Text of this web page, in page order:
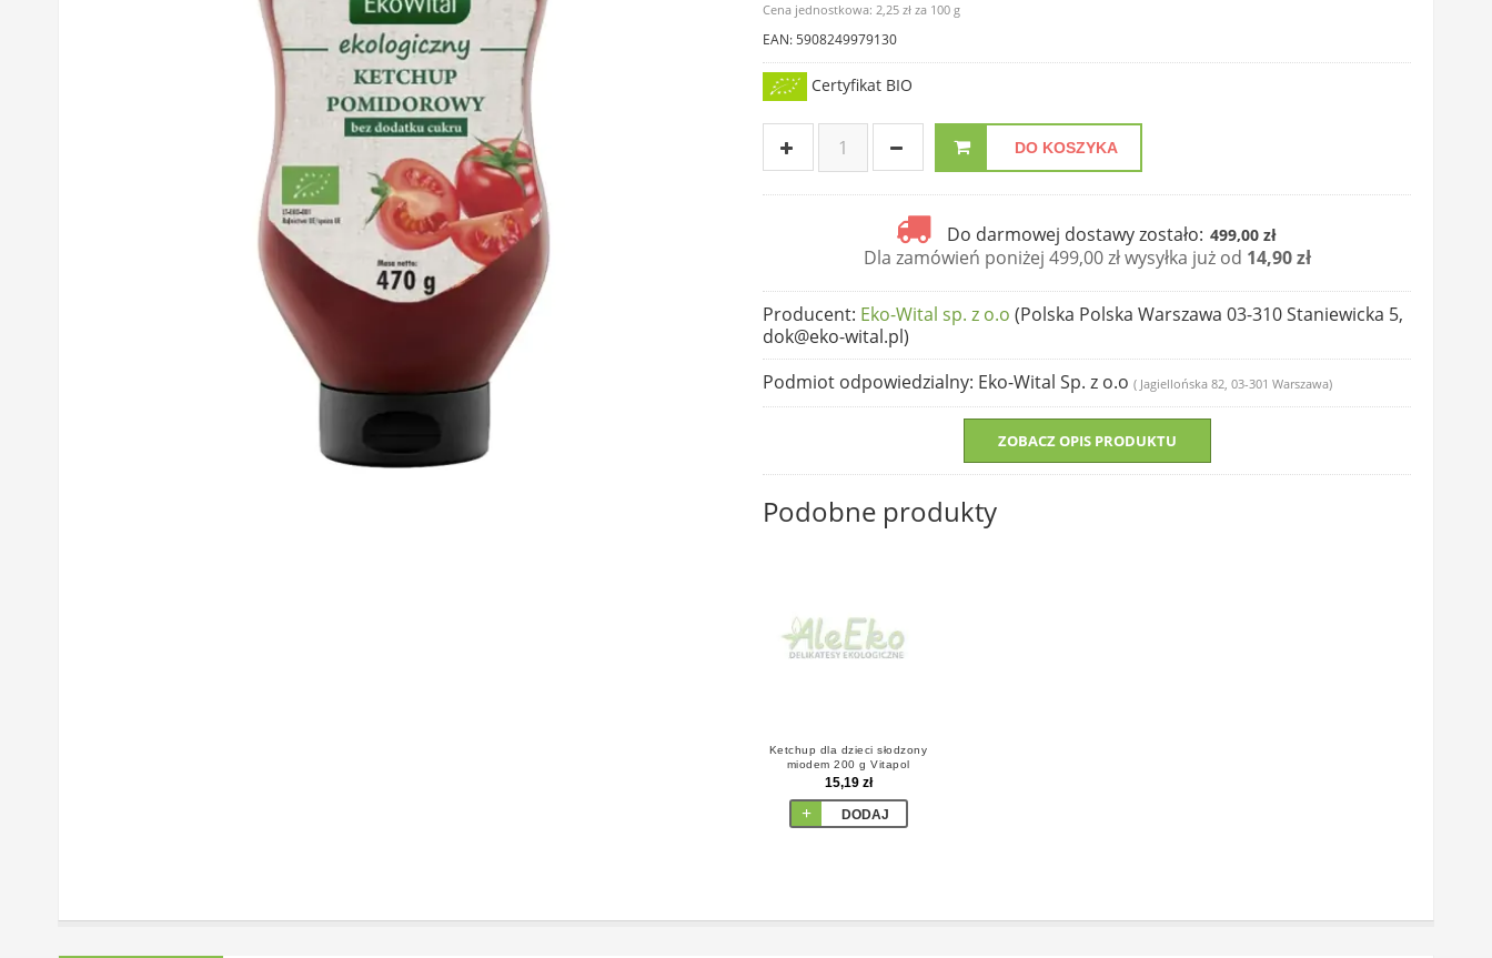
Cena jednostkowa: 2,25 zł za 100 g
EAN: 5908249979130
Certyfikat BIO
DO KOSZYKA
Do darmowej dostawy zostało: 499,00 zł
Dla zamówień poniżej 499,00 zł wysyłka już od 14,90 zł
Producent: Eko-Wital sp. z o.o (Polska Polska Warszawa 03-310 Staniewicka 5,
dok@eko-wital.pl)
Podmiot odpowiedzialny: Eko-Wital Sp. z o.o ( Jagiellońska 82, 03-301 Warszawa)
ZOBACZ OPIS PRODUKTU
Podobne produkty
Ketchup dla dzieci słodzony
miodem 200 g Vitapol
15,19 zł
DODAJ